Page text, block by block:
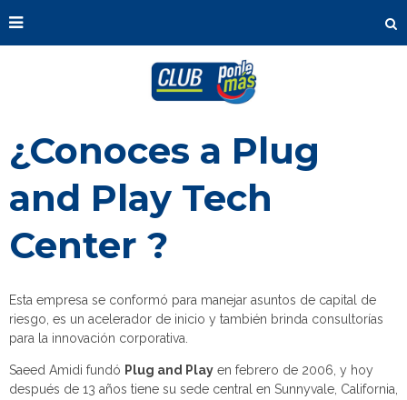
¿Conoces a Plug
and Play Tech
Center ?
Esta empresa se conformó para manejar asuntos de capital de
riesgo, es un acelerador de inicio y también brinda consultorías
para la innovación corporativa.
Saeed Amidi fundó Plug and Play en febrero de 2006, y hoy
después de 13 años tiene su sede central en Sunnyvale, California,